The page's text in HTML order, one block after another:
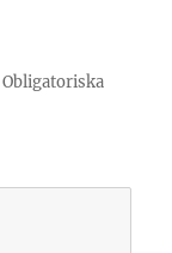
Obligatoriska